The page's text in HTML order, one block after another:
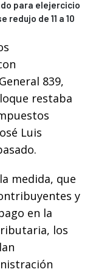
para elejercicio
de 11 a 10
839,
restaba
Luis
medida, que
y
en la
los